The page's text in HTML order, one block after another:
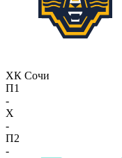
ХК Сочи
П1
-
X
-
П2
-